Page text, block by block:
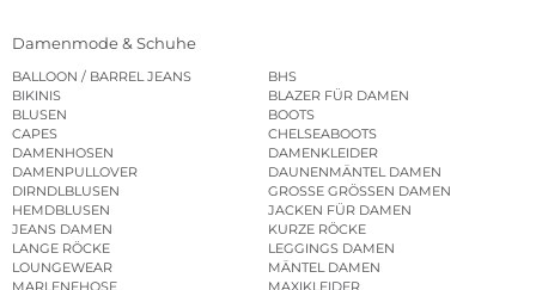
Damenmode & Schuhe
BALLOON / BARREL JEANS
BHS
BIKINIS
BLAZER FÜR DAMEN
BLUSEN
BOOTS
CAPES
CHELSEABOOTS
DAMENHOSEN
DAMENKLEIDER
DAMENPULLOVER
DAUNENMÄNTEL DAMEN
DIRNDLBLUSEN
GROSSE GRÖSSEN DAMEN
HEMDBLUSEN
JACKEN FÜR DAMEN
JEANS DAMEN
KURZE RÖCKE
LANGE RÖCKE
LEGGINGS DAMEN
LOUNGEWEAR
MÄNTEL DAMEN
MARLENEHOSE
MAXIKLEIDER